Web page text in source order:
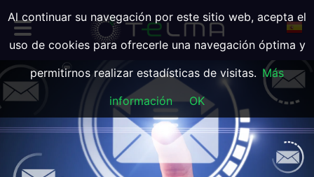
Al continuar su navegación por este sitio web, acepta el
uso de cookies para ofrecerle una navegación óptima y
permitirnos realizar estadísticas de visitas. Más
información
OK